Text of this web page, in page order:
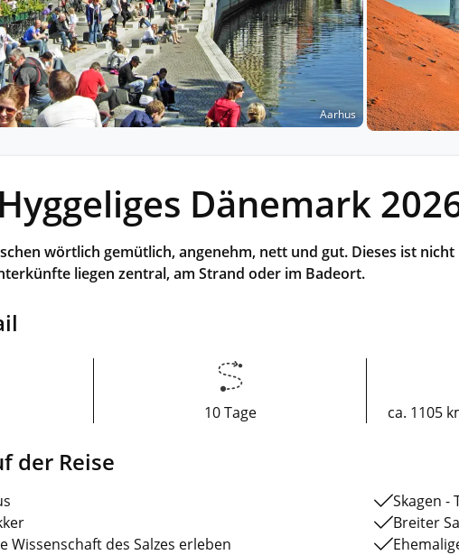
Kleingruppenreisen
Reisen in kleinen Gruppen mit max. 18
Teilnehmern – persönlich, intensiv und
entspannt.
Alle Gruppenreisen
Eine Stadt als Ausgangspunkt für
Erkundungen und Ausflüge in die
Alle Autoreisen & mehr
Alle
Aarhus
Dänemark
wörtlich gemütlich, angenehm, nett und gut. Dieses ist
liegen zentral, am Strand oder im Badeort.
10 Tage ca. 1105
der Reise
Salzcenter Mariager - die Wissenschaft des Salzes erleben
Skagen -
Breiter